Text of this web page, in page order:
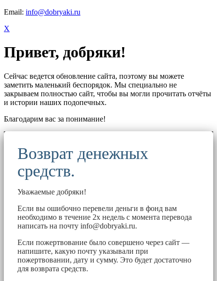
Email: info@dobryaki.ru
X
Привет, добряки!
Сейчас ведется обновление сайта, поэтому вы можете
заметить маленький беспорядок. Мы специально не
закрываем полностью сайт, чтобы вы могли прочитать отчёты
и истории наших подопечных.
Благодарим вас за понимание!
Возврат денежных
средств.
Уважаемые добряки!
Если вы ошибочно перевели деньги в фонд вам
необходимо в течение 2х недель с момента перевода
написать на почту info@dobryaki.ru.
Если пожертвование было совершено через сайт —
напишите, какую почту указывали при
пожертвовании, дату и сумму. Это будет достаточно
для возврата средств.